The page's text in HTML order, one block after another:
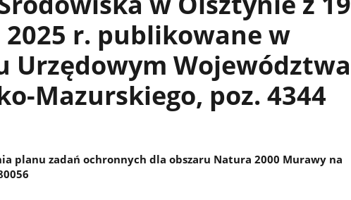
r. publikowane w
Urzędowym Województwa
Mazurskiego, poz. 4344
planu zadań ochronnych dla obszaru Natura 2000 Murawy na